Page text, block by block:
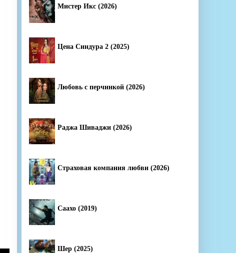
Мистер Икс (2026)
Цена Синдура 2 (2025)
Любовь с перчинкой (2026)
Раджа Шиваджи (2026)
Страховая компания любви (2026)
Саахо (2019)
Шер (2025)